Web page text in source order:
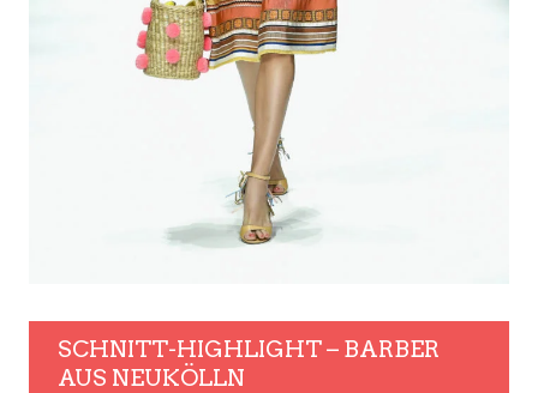
SCHNITT-HIGHLIGHT – BARBER
AUS NEUKÖLLN